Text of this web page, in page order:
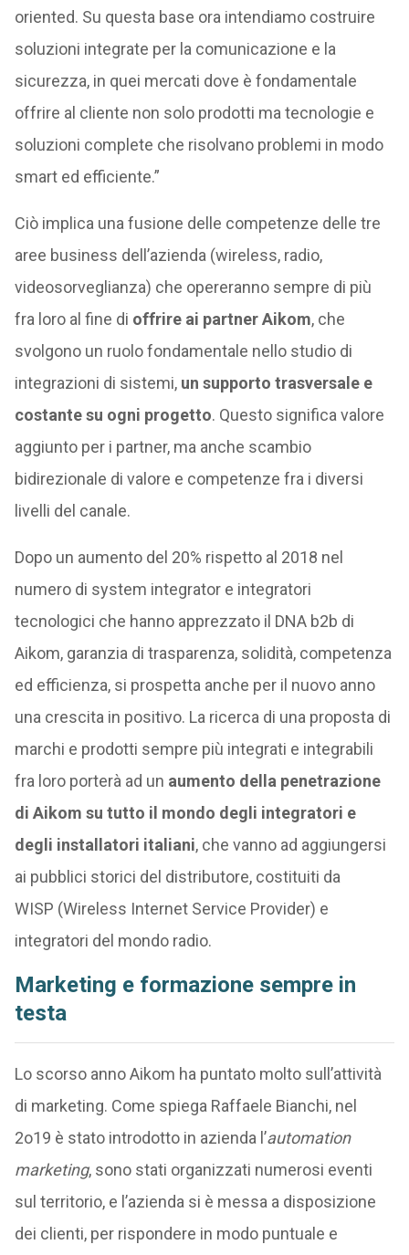
oriented. Su questa base ora intendiamo costruire
soluzioni integrate per la comunicazione e la
sicurezza, in quei mercati dove è fondamentale
offrire al cliente non solo prodotti ma tecnologie e
soluzioni complete che risolvano problemi in modo
smart ed efficiente.”
Ciò implica una fusione delle competenze delle tre
aree business dell’azienda (wireless, radio,
videosorveglianza) che opereranno sempre di più
fra loro al fine di offrire ai partner Aikom, che
svolgono un ruolo fondamentale nello studio di
integrazioni di sistemi, un supporto trasversale e
costante su ogni progetto. Questo significa valore
aggiunto per i partner, ma anche scambio
bidirezionale di valore e competenze fra i diversi
livelli del canale.
Dopo un aumento del 20% rispetto al 2018 nel
numero di system integrator e integratori
tecnologici che hanno apprezzato il DNA b2b di
Aikom, garanzia di trasparenza, solidità, competenza
ed efficienza, si prospetta anche per il nuovo anno
una crescita in positivo. La ricerca di una proposta di
marchi e prodotti sempre più integrati e integrabili
fra loro porterà ad un aumento della penetrazione
di Aikom su tutto il mondo degli integratori e
degli installatori italiani, che vanno ad aggiungersi
ai pubblici storici del distributore, costituiti da
WISP (Wireless Internet Service Provider) e
integratori del mondo radio.
Marketing e formazione sempre in
testa
Lo scorso anno Aikom ha puntato molto sull’attività
di marketing. Come spiega Raffaele Bianchi, nel
2o19 è stato introdotto in azienda l’automation
marketing, sono stati organizzati numerosi eventi
sul territorio, e l’azienda si è messa a disposizione
dei clienti, per rispondere in modo puntuale e